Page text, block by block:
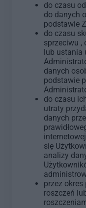
do czasu
do danych
podstawie
do czasu
sprzeciwu ,
lub ustania
danych
podstawie
do czasu
utraty
danych
się
analizy
przez
roszczeń